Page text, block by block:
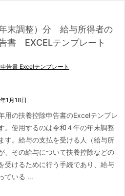
末調整）分 給与所得者の
書 EXCELテンプレート
告書 Excelテンプレート
1月18日
用の扶養控除申告書のExcelテンプレ
。使用するのは令和４年の年末調整
す。 給与の支払を受ける人（給与所
、その給与について扶養控除などの
受けるために行う手続であり、給与
ている ...